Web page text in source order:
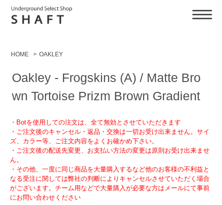
HOME > OAKLEY
Oakley - Frogskins (A) / Matte Bro
wn Tortoise Prizm Brown Gradient
・Botを使用しての注文は、全て無効とさせていただきます
・ご注文後のキャンセル・返品・交換は一切お受け出来ません。サイ
ズ、カラー等、ご注文内容をよくお確かめ下さい。
・ご注文後の配送先変更、お支払い方法の変更は原則お受け出来ませ
ん。
・その他、一度に同じ商品を大量購入するなど他のお客様の不利益と
なる受注に関しては弊社の判断によりキャンセルさせていただく場合
がございます。チーム用などで大量購入が必要な方はメールにて事前
にお問い合わせください